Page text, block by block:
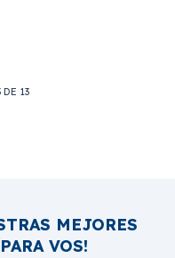
DE 13
MEJORES
VOS!